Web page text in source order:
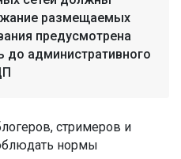
размещаемых
предусмотрена
до административного
стримеров и
нормы